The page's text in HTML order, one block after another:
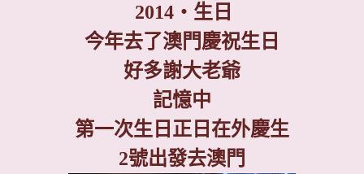
2014 ‧生日
今年去了澳門慶祝生日
好多謝大老爺
記憶中
第一次生日正日在外慶生
2號出發去澳門